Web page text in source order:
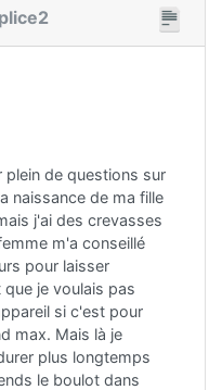
plein de questions sur
naissance de ma fille
j'ai des crevasses
m'a conseillé
pour laisser
je voulais pas
si c'est pour
max. Mais là je
plus longtemps
le boulot dans